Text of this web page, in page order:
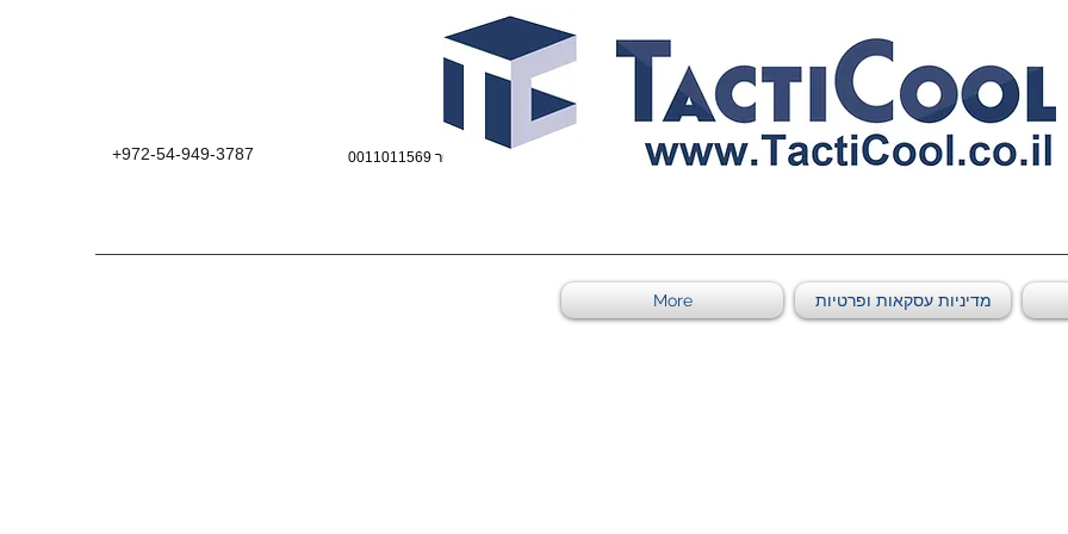
+972-54-949-3787
מדיניות עסקאות ופרטיות More